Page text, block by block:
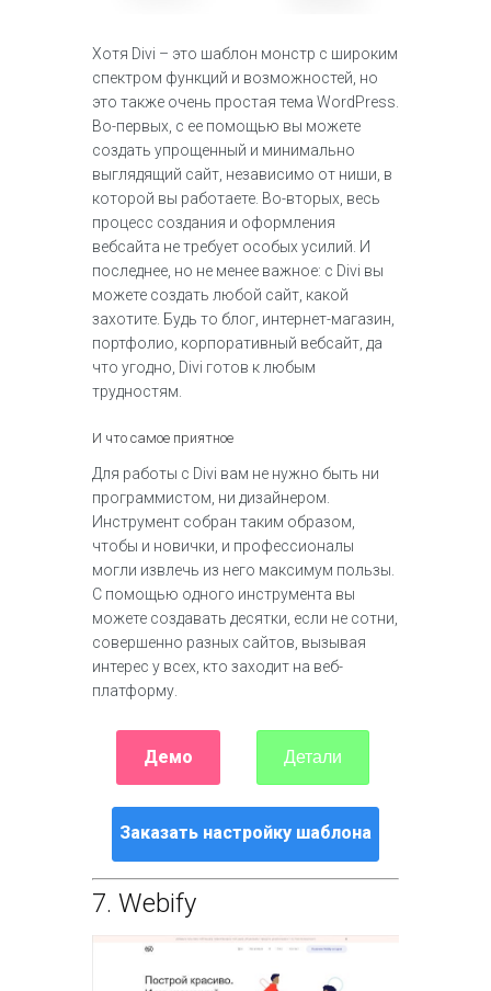
Хотя Divi – это шаблон монстр с широким
спектром функций и возможностей, но
это также очень простая тема WordPress.
Во-первых, с ее помощью вы можете
создать упрощенный и минимально
выглядящий сайт, независимо от ниши, в
которой вы работаете. Во-вторых, весь
процесс создания и оформления
вебсайта не требует особых усилий. И
последнее, но не менее важное: с Divi вы
можете создать любой сайт, какой
захотите. Будь то блог, интернет-магазин,
портфолио, корпоративный вебсайт, да
что угодно, Divi готов к любым
трудностям.
И что самое приятное
Для работы с Divi вам не нужно быть ни
программистом, ни дизайнером.
Инструмент собран таким образом,
чтобы и новички, и профессионалы
могли извлечь из него максимум пользы.
С помощью одного инструмента вы
можете создавать десятки, если не сотни,
совершенно разных сайтов, вызывая
интерес у всех, кто заходит на веб-
платформу.
Демо Детали
Заказать настройку шаблона
7. Webify